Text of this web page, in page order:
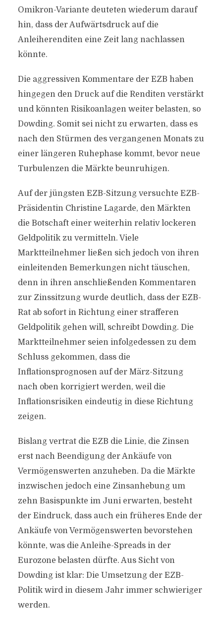
Omikron-Variante deuteten wiederum darauf
hin, dass der Aufwärtsdruck auf die
Anleiherenditen eine Zeit lang nachlassen
könnte.
Die aggressiven Kommentare der EZB haben
hingegen den Druck auf die Renditen verstärkt
und könnten Risikoanlagen weiter belasten, so
Dowding. Somit sei nicht zu erwarten, dass es
nach den Stürmen des vergangenen Monats zu
einer längeren Ruhephase kommt, bevor neue
Turbulenzen die Märkte beunruhigen.
Auf der jüngsten EZB-Sitzung versuchte EZB-
Präsidentin Christine Lagarde, den Märkten
die Botschaft einer weiterhin relativ lockeren
Geldpolitik zu vermitteln. Viele
Marktteilnehmer ließen sich jedoch von ihren
einleitenden Bemerkungen nicht täuschen,
denn in ihren anschließenden Kommentaren
zur Zinssitzung wurde deutlich, dass der EZB-
Rat ab sofort in Richtung einer strafferen
Geldpolitik gehen will, schreibt Dowding. Die
Marktteilnehmer seien infolgedessen zu dem
Schluss gekommen, dass die
Inflationsprognosen auf der März-Sitzung
nach oben korrigiert werden, weil die
Inflationsrisiken eindeutig in diese Richtung
zeigen.
Bislang vertrat die EZB die Linie, die Zinsen
erst nach Beendigung der Ankäufe von
Vermögenswerten anzuheben. Da die Märkte
inzwischen jedoch eine Zinsanhebung um
zehn Basispunkte im Juni erwarten, besteht
der Eindruck, dass auch ein früheres Ende der
Ankäufe von Vermögenswerten bevorstehen
könnte, was die Anleihe-Spreads in der
Eurozone belasten dürfte. Aus Sicht von
Dowding ist klar: Die Umsetzung der EZB-
Politik wird in diesem Jahr immer schwieriger
werden.